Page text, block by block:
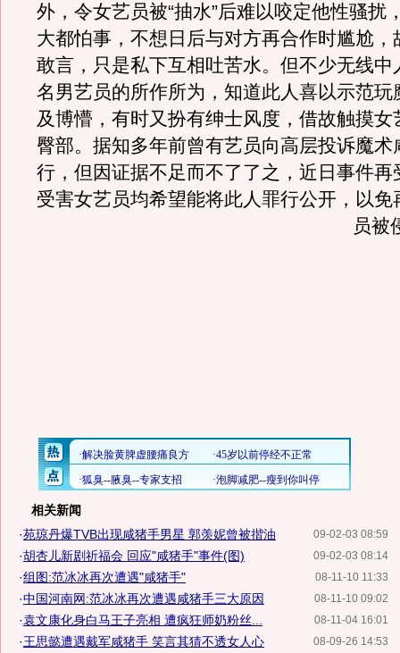
外，令女艺员被“抽水”后难以咬定他性骚扰
大都怕事，不想日后与对方再合作时尴尬，
敢言，只是私下互相吐苦水。但不少无线中
名男艺员的所作所为，知道此人喜以示范玩
及博懵，有时又扮有绅士风度，借故触摸女
臀部。据知多年前曾有艺员向高层投诉魔术
行，但因证据不足而不了了之，近日事件再
受害女艺员均希望能将此人罪行公开，以免
员
相关新闻
09-02-03 08:59
·苑琼丹爆TVB出现咸猪手男星 郭羡妮曾被揩油
09-02-03 08:14
·胡杏儿新剧祈福会 回应"咸猪手"事件(图)
08-11-10 11:33
·组图:范冰冰再次遭遇"咸猪手"
08-11-10 09:02
·中国河南网:范冰冰再次遭遇咸猪手三大原因
08-11-04 16:01
·袁文康化身白马王子亮相 遭疯狂师奶粉丝...
08-09-26 14:53
·王思懿遭遇戴军咸猪手 笑言其猜不透女人心